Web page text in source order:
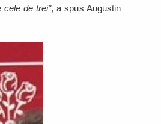
cele de trei", a spus Augustin